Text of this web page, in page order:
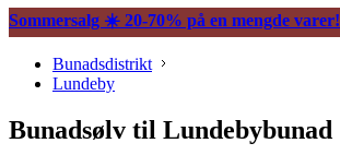
Sommersalg ☀️ 20-70% på en mengde varer!
Bunadsdistrikt
Lundeby
Bunadsølv til Lundebybunad